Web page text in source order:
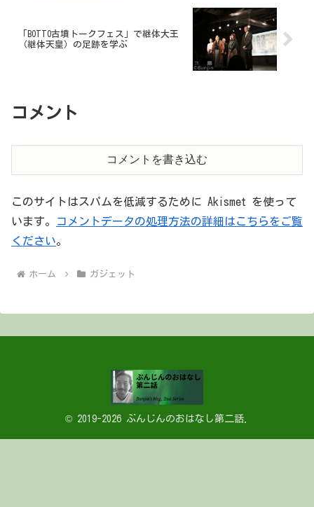
「BOTTO古墳トークフェス」で継体大王
（継体天皇）の足跡を学ぶ
コメント
コメントを書き込む
このサイトはスパムを低減するために Akismet を使って
います。
コメントデータの処理方法の詳細はこちらをご覧
ください。
ホーム ガジェット
© 2019-2026 ぶんじんのおはなし第二話.